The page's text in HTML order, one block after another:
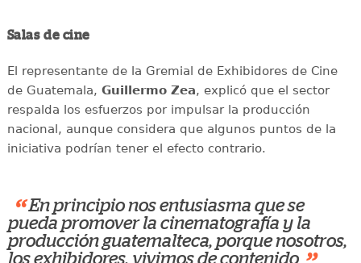
Salas de cine
El representante de la Gremial de Exhibidores de Cine
de Guatemala, Guillermo Zea, explicó que el sector
respalda los esfuerzos por impulsar la producción
nacional, aunque considera que algunos puntos de la
iniciativa podrían tener el efecto contrario.
“ En principio nos entusiasma que se
pueda promover la cinematografía y la
producción guatemalteca, porque nosotros,
los exhibidores, vivimos de contenido